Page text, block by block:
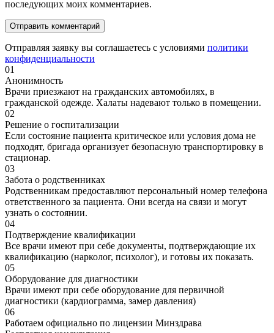
последующих моих комментариев.
Отправляя заявку вы соглашаетесь с условиями политики
конфиденциальности
01
Анонимность
Врачи приезжают на гражданских автомобилях, в
гражданской одежде. Халаты надевают только в помещении.
02
Решение о госпитализации
Если состояние пациента критическое или условия дома не
подходят, бригада организует безопасную транспортировку в
стационар.
03
Забота о родственниках
Родственникам предоставляют персональный номер телефона
ответственного за пациента. Они всегда на связи и могут
узнать о состоянии.
04
Подтверждение квалификации
Все врачи имеют при себе документы, подтверждающие их
квалификацию (нарколог, психолог), и готовы их показать.
05
Оборудование для диагностики
Врачи имеют при себе оборудование для первичной
диагностики (кардиограмма, замер давления)
06
Работаем официально по лицензии Минздрава